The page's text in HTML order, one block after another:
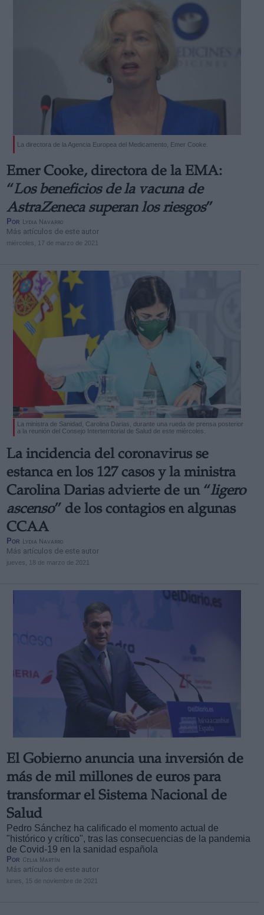
La directora de la Agencia Europea del Medicamento, Emer Cooke.
Emer Cooke, directora de la EMA:
“Los beneficios de la vacuna de
AstraZeneca superan los riesgos”
Por Lydia Navarro
Más artículos de este autor
miércoles, 17 de marzo de 2021
La ministra de Sanidad, Carolina Darias, durante una rueda de prensa posterior
a la reunión del Consejo Interterritorial de Salud de este miércoles.
La incidencia del coronavirus se
estanca en los 127 casos y la ministra
Carolina Darias advierte de un “ligero
ascenso” de los contagios en algunas
CCAA
Por Lydia Navarro
Más artículos de este autor
jueves, 18 de marzo de 2021
El Gobierno anuncia una inversión de
más de mil millones de euros para
transformar el Sistema Nacional de
Salud
Pedro Sánchez ha calificado el momento actual de
"histórico y crítico", tras las consecuencias de la pandemia
de Covid-19 en la sanidad española
Por Celia Martín
Más artículos de este autor
lunes, 15 de noviembre de 2021